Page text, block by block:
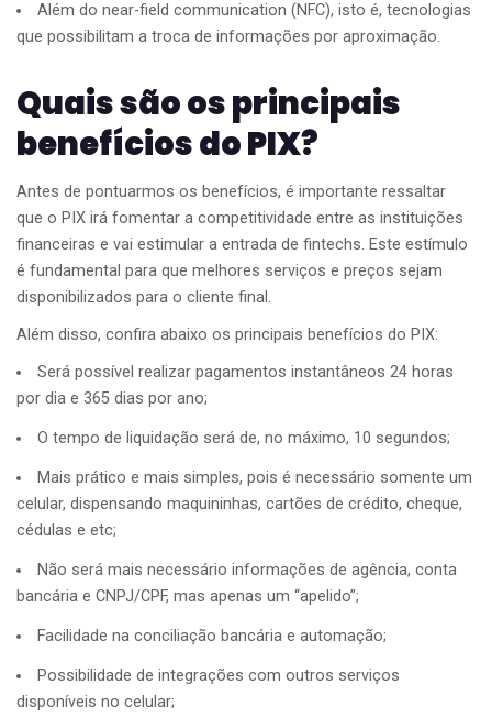
Além do near-field communication (NFC), isto é, tecnologias
que possibilitam a troca de informações por aproximação.
Quais são os principais
benefícios do PIX?
Antes de pontuarmos os benefícios, é importante ressaltar
que o PIX irá fomentar a competitividade entre as instituições
financeiras e vai estimular a entrada de fintechs. Este estímulo
é fundamental para que melhores serviços e preços sejam
disponibilizados para o cliente final.
Além disso, confira abaixo os principais benefícios do PIX:
Será possível realizar pagamentos instantâneos 24 horas
por dia e 365 dias por ano;
O tempo de liquidação será de, no máximo, 10 segundos;
Mais prático e mais simples, pois é necessário somente um
celular, dispensando maquininhas, cartões de crédito, cheque,
cédulas e etc;
Não será mais necessário informações de agência, conta
bancária e CNPJ/CPF, mas apenas um “apelido”;
Facilidade na conciliação bancária e automação;
Possibilidade de integrações com outros serviços
disponíveis no celular;